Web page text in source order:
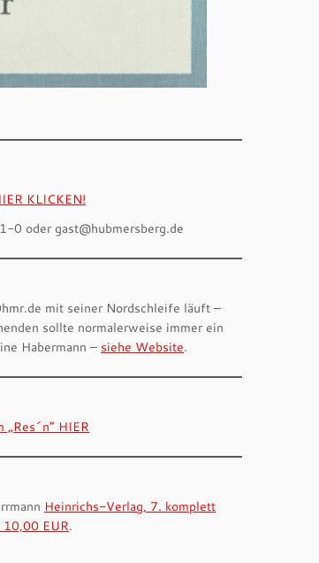
KLICKEN!
0 oder gast@hubmersberg.de
mit seiner Nordschleife läuft –
sollte normalerweise immer ein
Habermann – siehe Website.
„Res´n“ HIER
Heinrichs-Verlag, 7. komplett
EUR.